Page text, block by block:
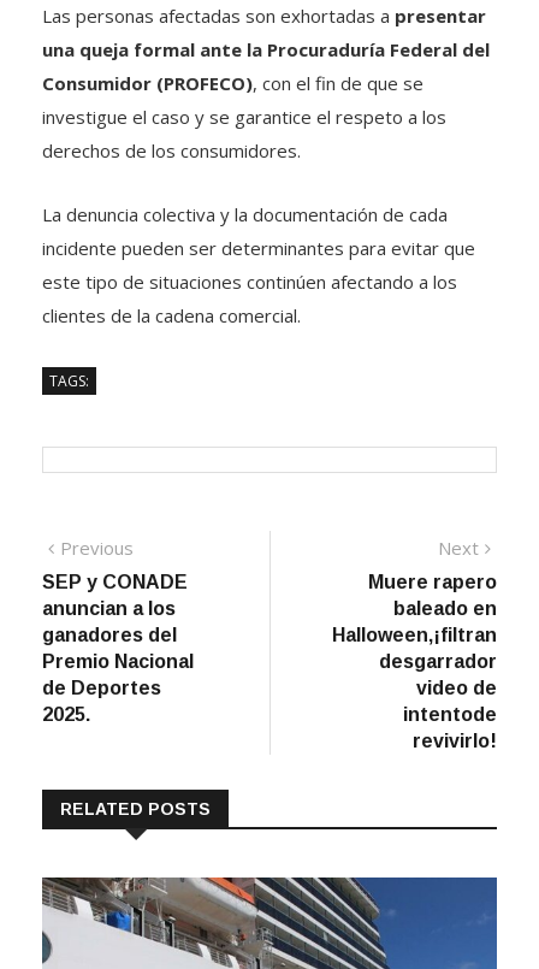
Las personas afectadas son exhortadas a presentar
una queja formal ante la Procuraduría Federal del
Consumidor (PROFECO), con el fin de que se
investigue el caso y se garantice el respeto a los
derechos de los consumidores.
La denuncia colectiva y la documentación de cada
incidente pueden ser determinantes para evitar que
este tipo de situaciones continúen afectando a los
clientes de la cadena comercial.
TAGS:
Navegación
de
entradas
Previous
post:
SEP y CONADE
anuncian a los
ganadores del
Premio Nacional
de Deportes
2025.
Next
post:
Muere rapero
baleado en
Halloween,¡filtran
desgarrador
video de
intentode
revivirlo!
RELATED POSTS